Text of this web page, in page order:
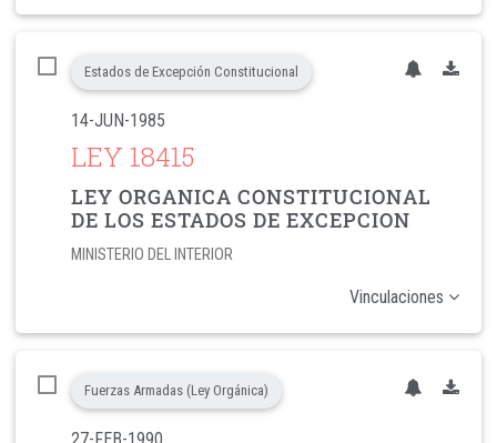
Estados de Excepción Constitucional
14-JUN-1985
LEY 18415
LEY ORGANICA CONSTITUCIONAL
DE LOS ESTADOS DE EXCEPCION
MINISTERIO DEL INTERIOR
Vinculaciones
Fuerzas Armadas (Ley Orgánica)